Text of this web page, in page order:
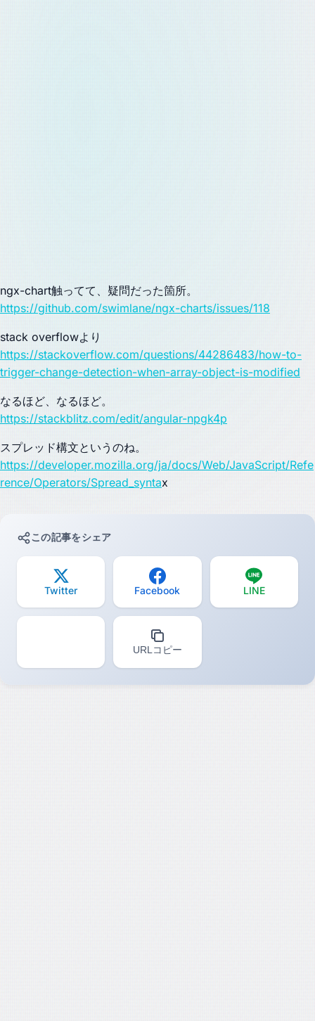
ngx-chart触ってて、疑問だった箇所。
https://github.com/swimlane/ngx-charts/issues/118
stack overflowより
https://stackoverflow.com/questions/44286483/how-to-
trigger-change-detection-when-array-object-is-modified
なるほど、なるほど。
https://stackblitz.com/edit/angular-npgk4p
スプレッド構文というのね。
https://developer.mozilla.org/ja/docs/Web/JavaScript/Refe
rence/Operators/Spread_syntax
この記事をシェア
Twitter Facebook LINE
URLコピー